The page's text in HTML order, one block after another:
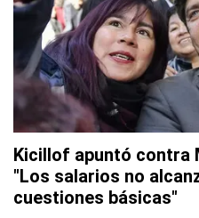
Kicillof apuntó contra
"Los salarios no
cuestiones básicas"